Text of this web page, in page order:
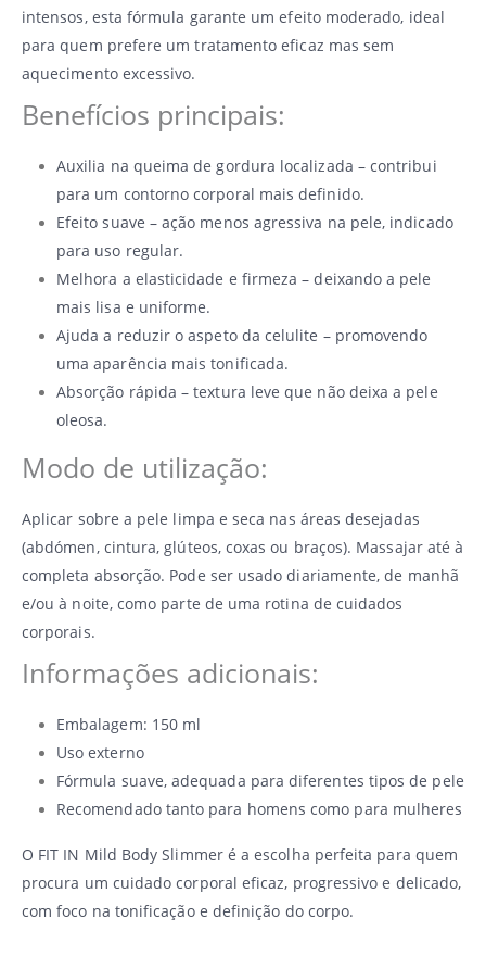
intensos, esta fórmula garante um efeito moderado, ideal
para quem prefere um tratamento eficaz mas sem
aquecimento excessivo.
Benefícios principais:
Auxilia na queima de gordura localizada – contribui
para um contorno corporal mais definido.
Efeito suave – ação menos agressiva na pele, indicado
para uso regular.
Melhora a elasticidade e firmeza – deixando a pele
mais lisa e uniforme.
Ajuda a reduzir o aspeto da celulite – promovendo
uma aparência mais tonificada.
Absorção rápida – textura leve que não deixa a pele
oleosa.
Modo de utilização:
Aplicar sobre a pele limpa e seca nas áreas desejadas
(abdómen, cintura, glúteos, coxas ou braços). Massajar até à
completa absorção. Pode ser usado diariamente, de manhã
e/ou à noite, como parte de uma rotina de cuidados
corporais.
Informações adicionais:
Embalagem: 150 ml
Uso externo
Fórmula suave, adequada para diferentes tipos de pele
Recomendado tanto para homens como para mulheres
O FIT IN Mild Body Slimmer é a escolha perfeita para quem
procura um cuidado corporal eficaz, progressivo e delicado,
com foco na tonificação e definição do corpo.